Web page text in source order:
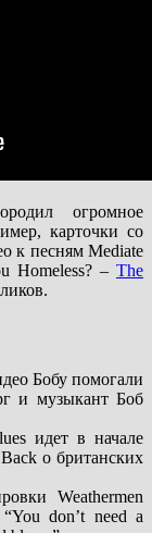
огромное
карточки со
к песням Mediate
Homeless? – The
Бобу помогали
и музыкант Боб
идет в начале
о британских
Weathermen
don’t need a